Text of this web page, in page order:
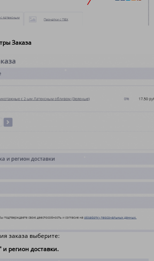
Заказа
заказа выберите:
регион доставки.